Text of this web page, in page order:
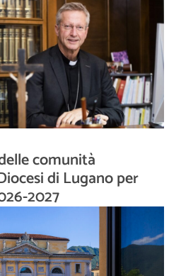
comunità
di Lugano per
2027